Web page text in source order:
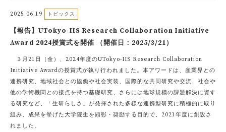
2025.06.19 トピックス
【報告】UTokyo-IIS Research Collaboration Initiative
Award 2024授賞式を開催 （開催日：2025/3/21）
３月21日（金）、2024年度のUTokyo-IIS Research Collaboration
Initiative Awardの授賞式が執り行われました。本アワードは、産業界との
連携研究、地域社会との協働や社会実装、国際的な共同研究や交流、社会や
他の学術機関との接点を持つ基礎研究、さらには地球規模の課題解決に資す
る研究など、「生研らしさ」が発揮された多様な連携型研究に積極的に取り
組み、成果を挙げた大学院生を顕彰・奨励する目的で、2021年度に創設さ
れました。